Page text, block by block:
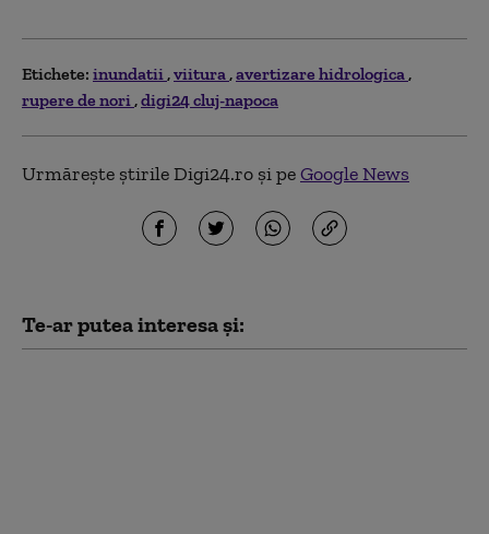
minute,
seconds
Etichete: inundatii viitura avertizare hidrologica
rupere de nori digi24 cluj-napoca
Urmărește știrile Digi24.ro și peGoogle News
Te-ar putea interesa și: